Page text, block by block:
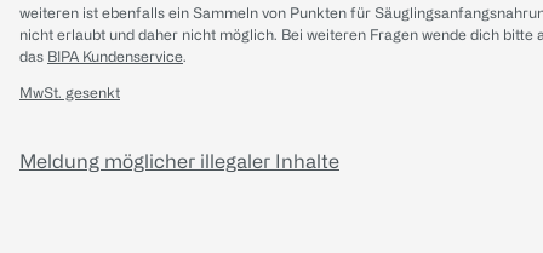
weiteren ist ebenfalls ein Sammeln von Punkten für
nicht erlaubt und daher nicht möglich. Bei weiteren Fragen wende dich bitte
das BIPA Kundenservice.
MwSt. gesenkt
Meldung möglicher illegaler Inhalte